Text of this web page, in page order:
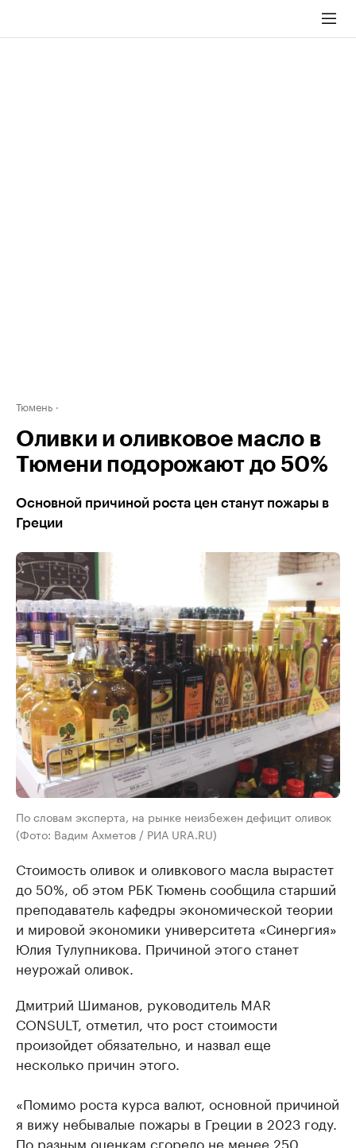
Тюмень
Оливки и оливковое масло в
Тюмени подорожают до 50%
Основной причиной роста цен станут пожары в
Греции
По словам эксперта, на рынке неизбежен дефицит оливок
(Фото: Вадим Ахметов / РИА URA.RU)
Стоимость оливок и оливкового масла вырастет
до 50%, об этом РБК Тюмень сообщила старший
преподаватель кафедры экономической теории
и мировой экономики университета «Синергия»
Юлия Тулупникова. Причиной этого станет
неурожай оливок.
Дмитрий Шиманов, руководитель МAR
СONSULT, отметил, что рост стоимости
произойдет обязательно, и назвал еще
несколько причин этого.
«Помимо роста курса валют, основной причиной
я вижу небывалые пожары в Греции в 2023 году.
По разным оценкам сгорело не менее 250